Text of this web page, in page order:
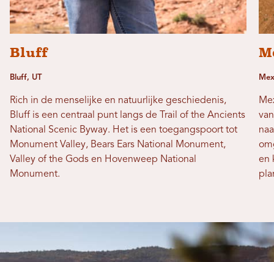
Bluff
Bluff, UT
Rich in de menselijke en natuurlijke geschiedenis,
Bluff is een centraal punt langs de Trail of the Ancients
National Scenic Byway. Het is een toegangspoort tot
Monument Valley, Bears Ears National Monument,
Valley of the Gods en Hovenweep National
Monument.
en